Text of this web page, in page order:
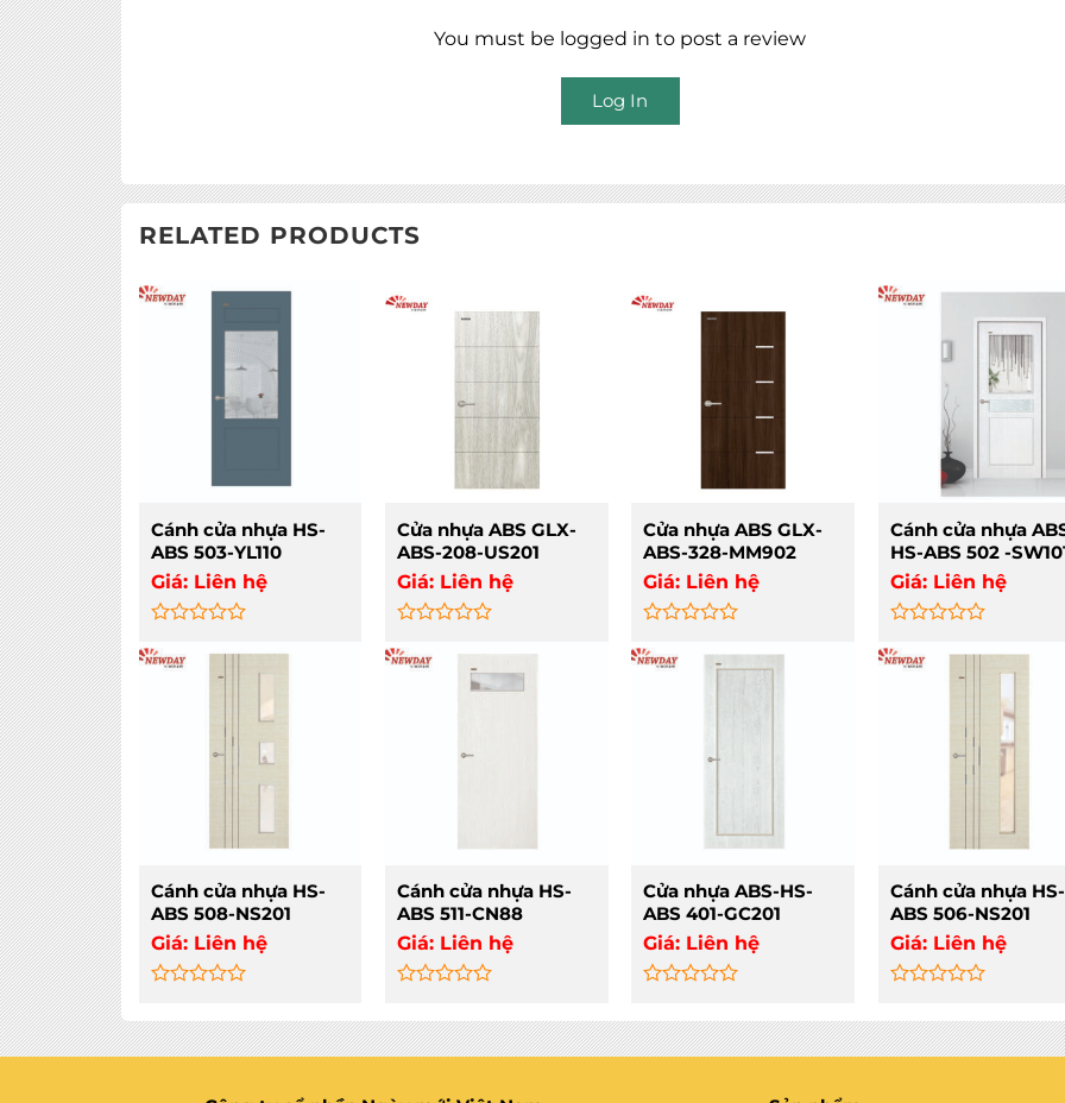
You must be logged in to post a review
Log In
RELATED PRODUCTS
Cánh cửa nhựa HS-
ABS 503-YL110
Giá: Liên hệ
0
Cửa nhựa ABS GLX-
ABS-208-US201
Giá: Liên hệ
0
Cửa nhựa ABS GLX-
ABS-328-MM902
Giá: Liên hệ
0
Cánh cửa nhựa
HS-ABS 502 -
Giá: Liên hệ
0
Cánh cửa nhựa HS-
ABS 508-NS201
Giá: Liên hệ
0
out
of
Cánh cửa nhựa HS-
ABS 511-CN88
Giá: Liên hệ
0
out
of
Cửa nhựa ABS-HS-
ABS 401-GC201
Giá: Liên hệ
0
out
of
Cánh cửa nhựa HS-
ABS 506-NS201
Giá: Liên hệ
0
out
of